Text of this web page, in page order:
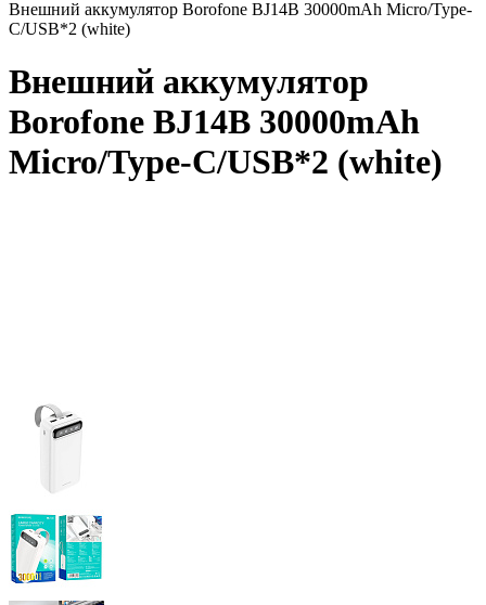
Внешний аккумулятор Borofone BJ14B 30000mAh Micro/Type-
C/USB*2 (white)
Внешний аккумулятор
Borofone BJ14B 30000mAh
Micro/Type-C/USB*2 (white)